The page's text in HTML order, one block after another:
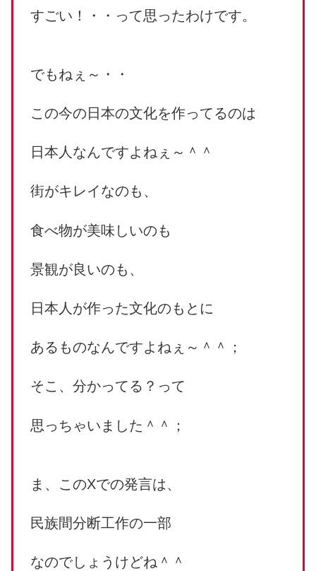
すごい！・・って思ったわけです。
でもねぇ～・・
この今の日本の文化を作ってるのは
日本人なんですよねぇ～＾＾
街がキレイなのも、
食べ物が美味しいのも
景観が良いのも、
日本人が作った文化のもとに
あるものなんですよねぇ～＾＾；
そこ、分かってる？って
思っちゃいました＾＾；
ま、このXでの発言は、
民族間分断工作の一部
なのでしょうけどね＾＾